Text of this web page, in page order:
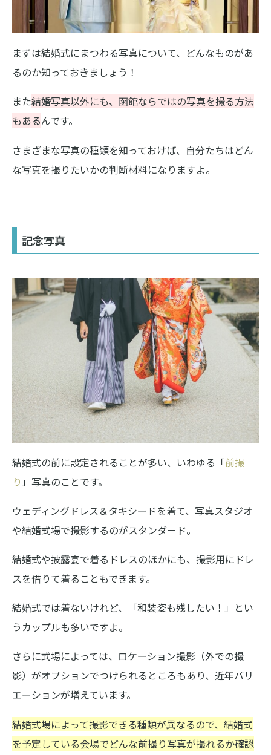
まずは結婚式にまつわる写真について、どんなものがあ
るのか知っておきましょう！
また結婚写真以外にも、函館ならではの写真を撮る方法
もあるんです。
さまざまな写真の種類を知っておけば、自分たちはどん
な写真を撮りたいかの判断材料になりますよ。
記念写真
結婚式の前に設定されることが多い、いわゆる「前撮
り 」写真のことです。
ウェディングドレス＆タキシードを着て、写真スタジオ
や結婚式場で撮影するのがスタンダード。
結婚式や披露宴で着るドレスのほかにも、撮影用にドレ
スを借りて着ることもできます。
結婚式では着ないけれど、「和装姿も残したい！」とい
うカップルも多いですよ。
さらに式場によっては、ロケーション撮影（外での撮
影）がオプションでつけられるところもあり、近年バリ
エーションが増えています。
結婚式場によって撮影できる種類が異なるので、結婚式
を予定している会場でどんな前撮り写真が撮れるか確認